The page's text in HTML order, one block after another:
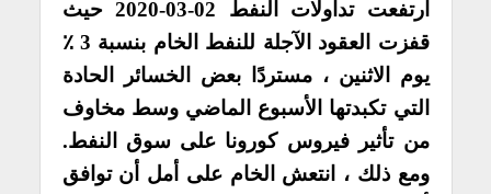
ارتفعت تداولات النفط 02-03-2020 حيث
قفزت العقود الآجلة للنفط الخام بنسبة 3 ٪
يوم الاثنين ، مستردًا بعض الخسائر الحادة
التي تكبدتها الأسبوع الماضي وسط مخاوف
من تأثير فيروس كورونا على سوق النفط.
ومع ذلك ، انتعش الخام على أمل أن توافق